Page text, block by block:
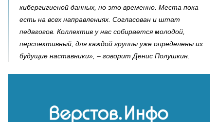
кибергигиеной данных, но это временно. Места пока
есть на всех направлениях. Согласован и штат
педагогов. Коллектив у нас собирается молодой,
перспективный, для каждой группы уже определены их
будущие наставники», – говорит Денис Полушкин.